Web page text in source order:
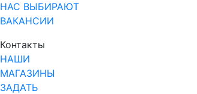
НАС ВЫБИРАЮТ
ВАКАНСИИ
Контакты
НАШИ
МАГАЗИНЫ
ЗАДАТЬ